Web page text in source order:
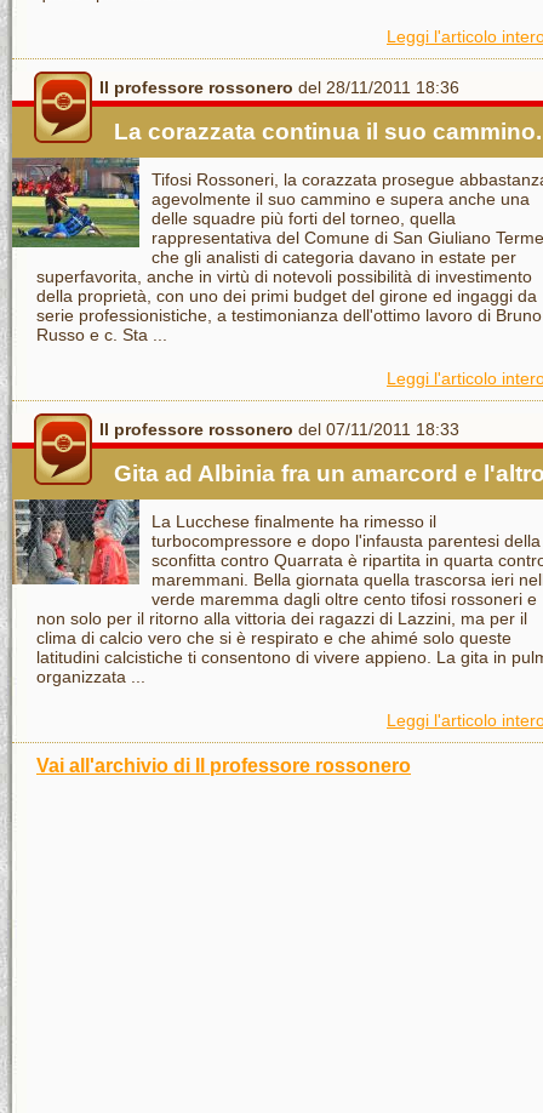
Leggi l'articolo
Il professore rossonero del 28/11/2011 18:36
La corazzata continua il suo
Tifosi Rossoneri, la corazzata prosegue
agevolmente il suo cammino e supera anche una
delle squadre più forti del torneo, quella
rappresentativa del Comune di San Giuliano Terme
che gli analisti di categoria davano in estate per
superfavorita, anche in virtù di notevoli possibilità di investimento
della proprietà, con uno dei primi budget del girone ed ingaggi da
serie professionistiche, a testimonianza dell'ottimo lavoro di Bruno
Russo e c. Sta ...
Leggi l'articolo
Il professore rossonero del 07/11/2011 18:33
Gita ad Albinia fra un amarcord e
La Lucchese finalmente ha rimesso il
turbocompressore e dopo l'infausta parentesi della
sconfitta contro Quarrata è ripartita in quarta
maremmani. Bella giornata quella trascorsa ieri
verde maremma dagli oltre cento tifosi rossoneri e
non solo per il ritorno alla vittoria dei ragazzi di Lazzini, ma per il
clima di calcio vero che si è respirato e che ahimé solo queste
latitudini calcistiche ti consentono di vivere appieno. La gita in
organizzata ...
Leggi l'articolo
Vai all'archivio di Il professore rossonero